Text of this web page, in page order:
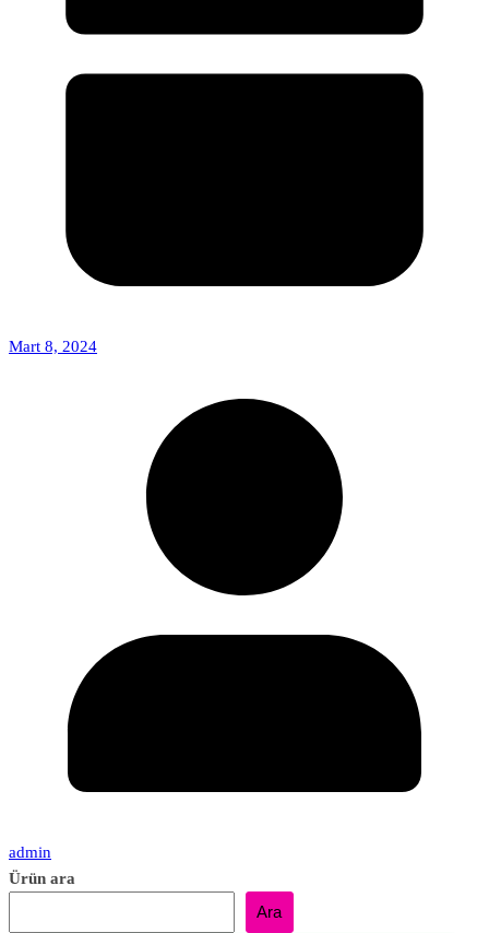
Mart 8, 2024
admin
Ürün ara
Ara